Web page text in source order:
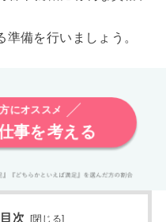
備を行いましょう。
にオススメ
事を考える
次 [閉じる]